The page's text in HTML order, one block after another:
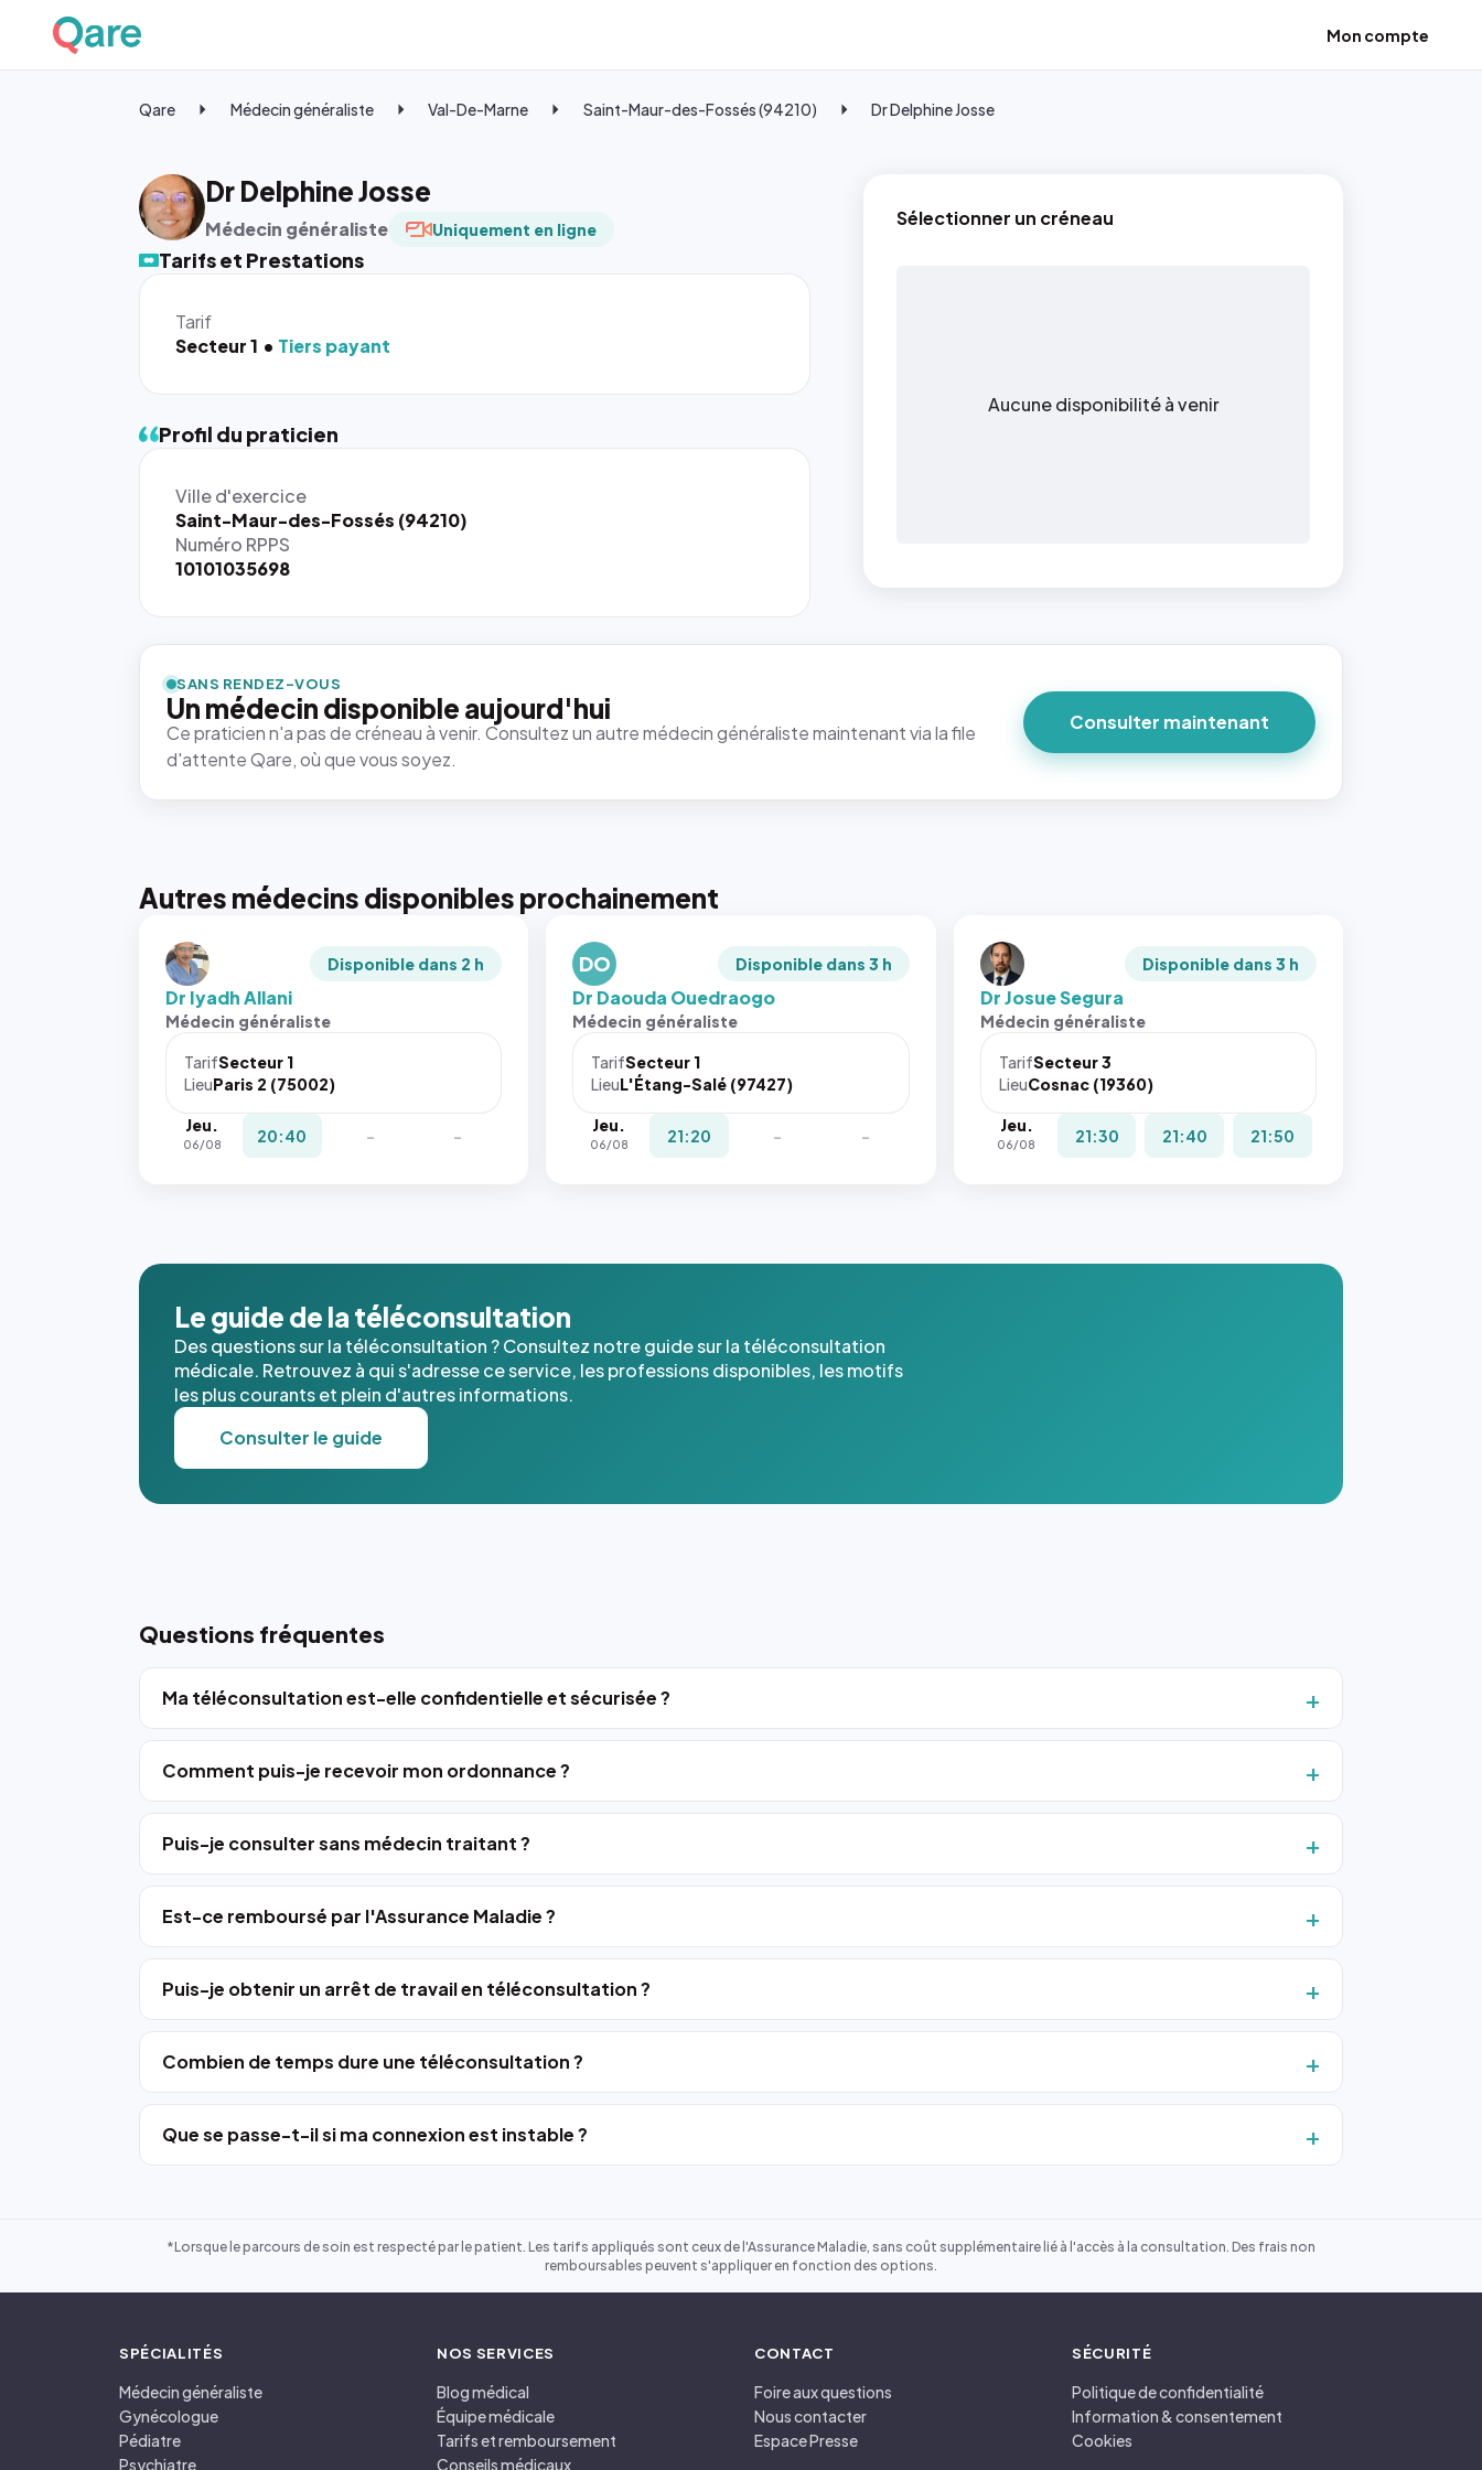
Mon compte
Qare Médecin généraliste Val-De-Marne Saint-Maur-des-Fossés (94210) Dr Delphine Josse
Dr Delphine Josse
Médecin généraliste Uniquement en ligne
Tarifs et Prestations
Tarif
Secteur 1
Tiers payant
Sélectionner un créneau
Aucune disponibilité à venir
Profil du praticien
Ville d'exercice
Saint-Maur-des-Fossés (94210)
Numéro RPPS
10101035698
SANS RENDEZ-VOUS
Un médecin disponible aujourd'hui
Ce praticien n'a pas de créneau à venir. Consultez un autre médecin généraliste maintenant via la file
d'attente Qare, où que vous soyez.
Consulter maintenant
Autres médecins disponibles prochainement
Disponible dans 2 h
Dr Iyadh Allani
Médecin généraliste
TarifSecteur 1
LieuParis 2 (75002)
Jeu.
06/08 20:40 - -
DO Disponible dans 3 h
Dr Daouda Ouedraogo
Médecin généraliste
TarifSecteur 1
LieuL'Étang-Salé (97427)
Jeu.
06/08 21:20 - -
Disponible dans 3 h
Dr Josue Segura
Médecin généraliste
TarifSecteur 3
LieuCosnac (19360)
Jeu.
06/08 21:30 21:40 21:50
Le guide de la téléconsultation
Des questions sur la téléconsultation ? Consultez notre guide sur la téléconsultation
médicale. Retrouvez à qui s'adresse ce service, les professions disponibles, les motifs
les plus courants et plein d'autres informations.
Consulter le guide
Questions fréquentes
Ma téléconsultation est-elle confidentielle et sécurisée ?
Comment puis-je recevoir mon ordonnance ?
Puis-je consulter sans médecin traitant ?
Est-ce remboursé par l'Assurance Maladie ?
Puis-je obtenir un arrêt de travail en téléconsultation ?
Combien de temps dure une téléconsultation ?
Que se passe-t-il si ma connexion est instable ?
*Lorsque le parcours de soin est respecté par le patient. Les tarifs appliqués sont ceux de l'Assurance Maladie, sans coût supplémentaire lié à l'accès à la consultation. Des frais non
remboursables peuvent s'appliquer en fonction des options.
SPÉCIALITÉS
Médecin généraliste
Gynécologue
Pédiatre
Psychiatre
NOS SERVICES
Blog médical
Équipe médicale
Tarifs et remboursement
Conseils médicaux
CONTACT
Foire aux questions
Nous contacter
Espace Presse
SÉCURITÉ
Politique de confidentialité
Information & consentement
Cookies